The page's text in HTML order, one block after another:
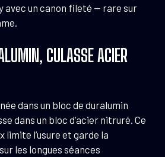
avec un canon fileté — rare sur
CULASSE ACIER
dans un bloc de duralumin
dans un bloc d’acier nitruré. Ce
limite l’usure et garde la
les longues séances